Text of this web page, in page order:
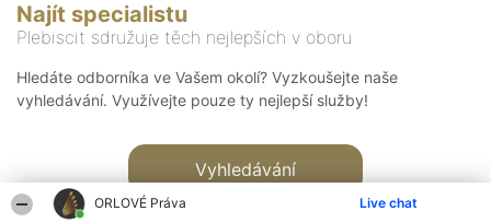
ORLOVÉ Práva Live chat
Najít specialistu
Plebiscit sdružuje těch nejlepších v oboru
Hledáte odborníka ve Vašem okolí? Vyzkoušejte naše
vyhledávání. Využívejte pouze ty nejlepší služby!
Vyhledávání